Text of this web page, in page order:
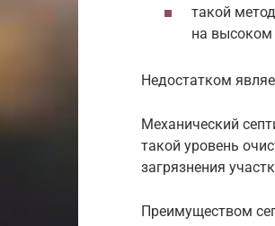
такой
на высоком
Недостатком
Механический
такой уровень
загрязнения
Преимуществом